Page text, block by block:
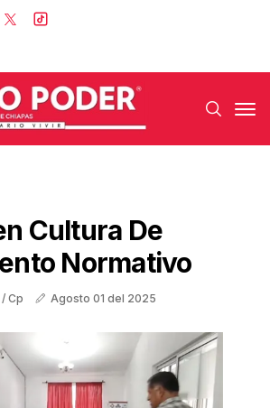
Cultura De
Normativo
Cp Agosto 01 del 2025